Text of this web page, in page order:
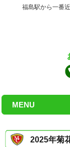
福島駅から一番
MENU
2025年菊